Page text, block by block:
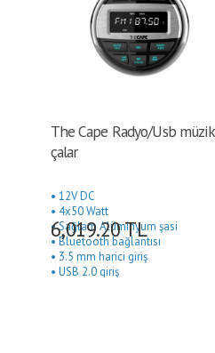
The Cape Radyo/Usb müzik
çalar
• 12V DC
• 4x50 Watt
• Sağlam Alüminyum şasi
• Bluetooth bağlantısı
• 3.5 mm harici giriş
• USB 2.0 giriş
6,019.20TL